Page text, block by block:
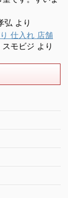
弘 より
仕入れ 店舗
スモビジ より